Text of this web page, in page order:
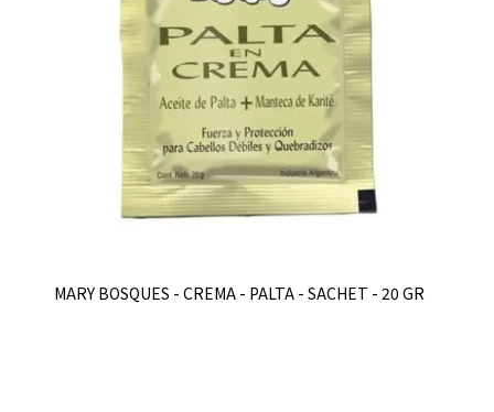
MARY BOSQUES - CREMA - PALTA - SACHET - 20 GR